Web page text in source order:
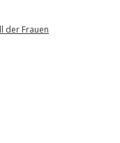
der Frauen